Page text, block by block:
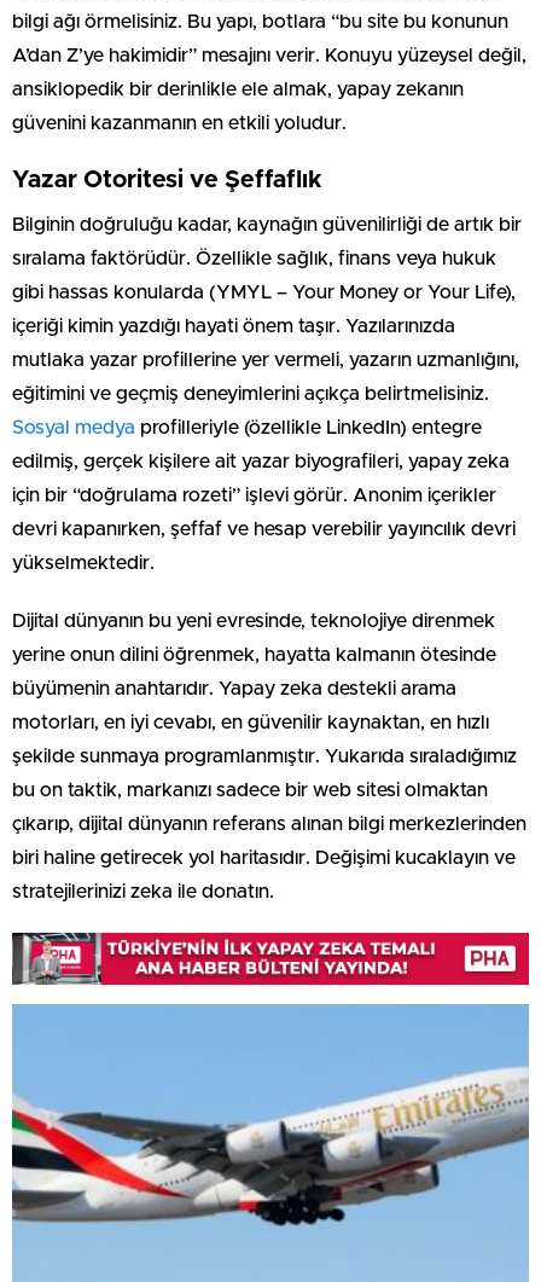
bilgi ağı örmelisiniz. Bu yapı, botlara “bu site bu konunun
A’dan Z’ye hakimidir” mesajını verir. Konuyu yüzeysel değil,
ansiklopedik bir derinlikle ele almak, yapay zekanın
güvenini kazanmanın en etkili yoludur.
Yazar Otoritesi ve Şeffaflık
Bilginin doğruluğu kadar, kaynağın güvenilirliği de artık bir
sıralama faktörüdür. Özellikle sağlık, finans veya hukuk
gibi hassas konularda (YMYL – Your Money or Your Life),
içeriği kimin yazdığı hayati önem taşır. Yazılarınızda
mutlaka yazar profillerine yer vermeli, yazarın uzmanlığını,
eğitimini ve geçmiş deneyimlerini açıkça belirtmelisiniz.
Sosyal medya profilleriyle (özellikle LinkedIn) entegre
edilmiş, gerçek kişilere ait yazar biyografileri, yapay zeka
için bir “doğrulama rozeti” işlevi görür. Anonim içerikler
devri kapanırken, şeffaf ve hesap verebilir yayıncılık devri
yükselmektedir.
Dijital dünyanın bu yeni evresinde, teknolojiye direnmek
yerine onun dilini öğrenmek, hayatta kalmanın ötesinde
büyümenin anahtarıdır. Yapay zeka destekli arama
motorları, en iyi cevabı, en güvenilir kaynaktan, en hızlı
şekilde sunmaya programlanmıştır. Yukarıda sıraladığımız
bu on taktik, markanızı sadece bir web sitesi olmaktan
çıkarıp, dijital dünyanın referans alınan bilgi merkezlerinden
biri haline getirecek yol haritasıdır. Değişimi kucaklayın ve
stratejilerinizi zeka ile donatın.